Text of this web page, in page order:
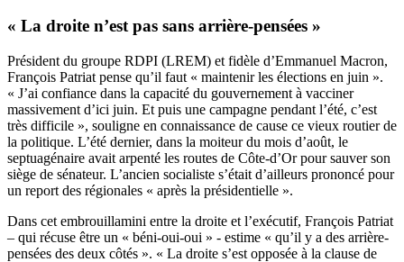
« La droite n’est pas sans arrière-pensées »
Président du groupe RDPI (LREM) et fidèle d’Emmanuel Macron,
François Patriat pense qu’il faut « maintenir les élections en juin ».
« J’ai confiance dans la capacité du gouvernement à vacciner
massivement d’ici juin. Et puis une campagne pendant l’été, c’est
très difficile », souligne en connaissance de cause ce vieux routier de
la politique. L’été dernier, dans la moiteur du mois d’août, le
septuagénaire avait arpenté les routes de Côte-d’Or pour sauver son
siège de sénateur. L’ancien socialiste s’était d’ailleurs prononcé pour
un report des régionales « après la présidentielle ».
Dans cet embrouillamini entre la droite et l’exécutif, François Patriat
– qui récuse être un « béni-oui-oui » - estime « qu’il y a des arrière-
pensées des deux côtés ». « La droite s’est opposée à la clause de